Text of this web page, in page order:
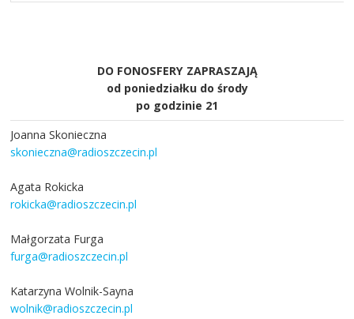
DO FONOSFERY ZAPRASZAJĄ
od poniedziałku do środy
po godzinie 21
Joanna Skonieczna
skonieczna@radioszczecin.pl
Agata Rokicka
rokicka@radioszczecin.pl
Małgorzata Furga
furga@radioszczecin.pl
Katarzyna Wolnik-Sayna
wolnik@radioszczecin.pl